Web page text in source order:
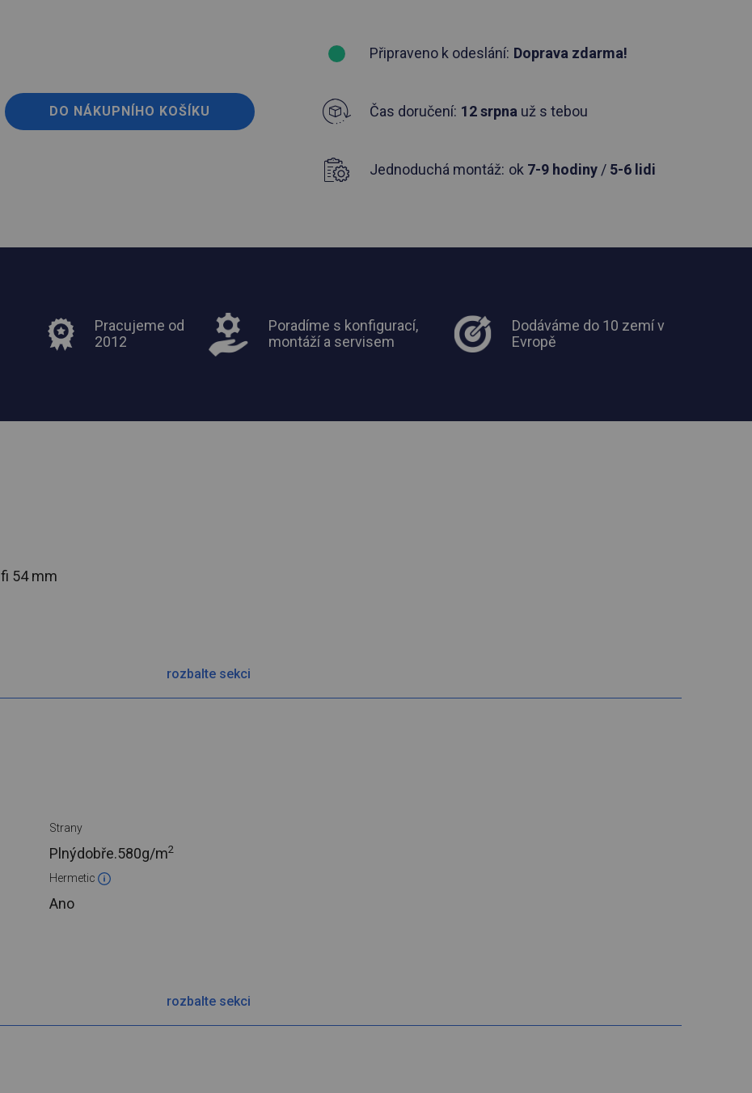
DO NÁKUPNÍHO KOŠÍKU
Připraveno k odeslání: Doprava zdarma!
Čas doručení: 12 srpna už s tebou
Jednoduchá montáž: ok 7-9 hodiny/ 5-6 lidi
Pracujeme od
2012
Poradíme s konfigurací,
montáží a servisem
Dodáváme do 10 zemí v
Evropě
fi 54 mm
rozbalte sekci
Strany
Plnýdobře.580g/m2
Hermetic
Ano
rozbalte sekci